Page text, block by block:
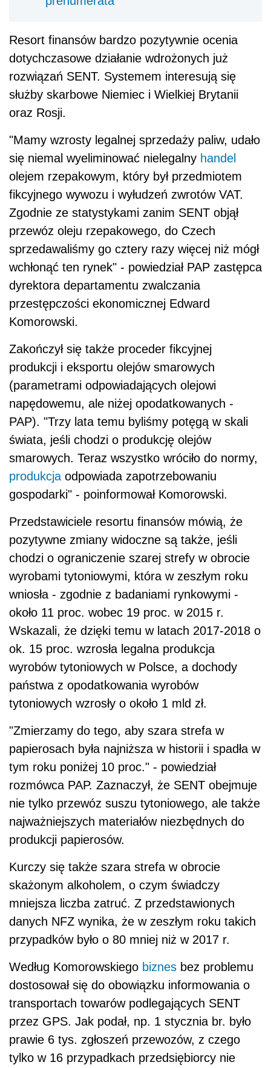
Resort finansów bardzo pozytywnie ocenia
dotychczasowe działanie wdrożonych już
rozwiązań SENT. Systemem interesują się
służby skarbowe Niemiec i Wielkiej Brytanii
oraz Rosji.
"Mamy wzrosty legalnej sprzedaży paliw, udało
się niemal wyeliminować nielegalny handel
olejem rzepakowym, który był przedmiotem
fikcyjnego wywozu i wyłudzeń zwrotów VAT.
Zgodnie ze statystykami zanim SENT objął
przewóz oleju rzepakowego, do Czech
sprzedawaliśmy go cztery razy więcej niż mógł
wchłonąć ten rynek" - powiedział PAP zastępca
dyrektora departamentu zwalczania
przestępczości ekonomicznej Edward
Komorowski.
Zakończył się także proceder fikcyjnej
produkcji i eksportu olejów smarowych
(parametrami odpowiadających olejowi
napędowemu, ale niżej opodatkowanych -
PAP). "Trzy lata temu byliśmy potęgą w skali
świata, jeśli chodzi o produkcję olejów
smarowych. Teraz wszystko wróciło do normy,
produkcja odpowiada zapotrzebowaniu
gospodarki" - poinformował Komorowski.
Przedstawiciele resortu finansów mówią, że
pozytywne zmiany widoczne są także, jeśli
chodzi o ograniczenie szarej strefy w obrocie
wyrobami tytoniowymi, która w zeszłym roku
wniosła - zgodnie z badaniami rynkowymi -
około 11 proc. wobec 19 proc. w 2015 r.
Wskazali, że dzięki temu w latach 2017-2018 o
ok. 15 proc. wzrosła legalna produkcja
wyrobów tytoniowych w Polsce, a dochody
państwa z opodatkowania wyrobów
tytoniowych wzrosły o około 1 mld zł.
"Zmierzamy do tego, aby szara strefa w
papierosach była najniższa w historii i spadła w
tym roku poniżej 10 proc." - powiedział
rozmówca PAP. Zaznaczył, że SENT obejmuje
nie tylko przewóz suszu tytoniowego, ale także
najważniejszych materiałów niezbędnych do
produkcji papierosów.
Kurczy się także szara strefa w obrocie
skażonym alkoholem, o czym świadczy
mniejsza liczba zatruć. Z przedstawionych
danych NFZ wynika, że w zeszłym roku takich
przypadków było o 80 mniej niż w 2017 r.
Według Komorowskiego biznes bez problemu
dostosował się do obowiązku informowania o
transportach towarów podlegających SENT
przez GPS. Jak podał, np. 1 stycznia br. było
prawie 6 tys. zgłoszeń przewozów, z czego
tylko w 16 przypadkach przedsiębiorcy nie